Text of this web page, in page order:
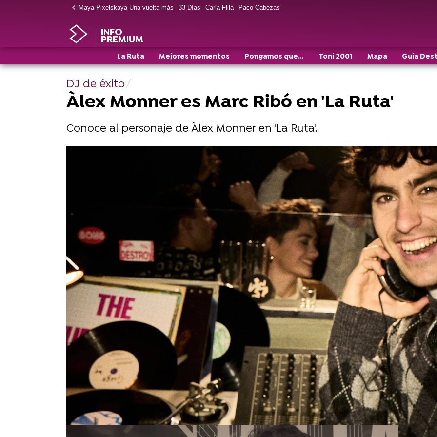
Maya Pixelskaya Una vuelta más 33 Días Carla Flila Paco Cabezas
INFO
PREMIUM
La Ruta Mejores momentos Pongamos que... Toni 2001 Mapa Guía
DJ de éxito
Àlex Monner es Marc Ribó en 'La Ruta'
Conoce al personaje de Àlex Monner en 'La Ruta'.
Jennifer Álvarez
Madrid
Publicado: 22 de septiembre de 2022, 18:19
WhatsappFacebook
Twitter
Àlex Monner interpretará a Marc Ribóen'La Ruta', un DJ de éxito
en el momento de mayor repercusión y masificación de la Ruta, una
estrella de la noche valenciana de los 90. Todos quieren conocerle.
Todos quieren bailar lo que pincha. Todos quieren ser como él. Salvo
Marc, que daría su vida por ser otro.